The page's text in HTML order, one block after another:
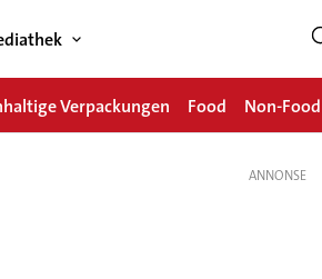
Verpackungen Food Non-